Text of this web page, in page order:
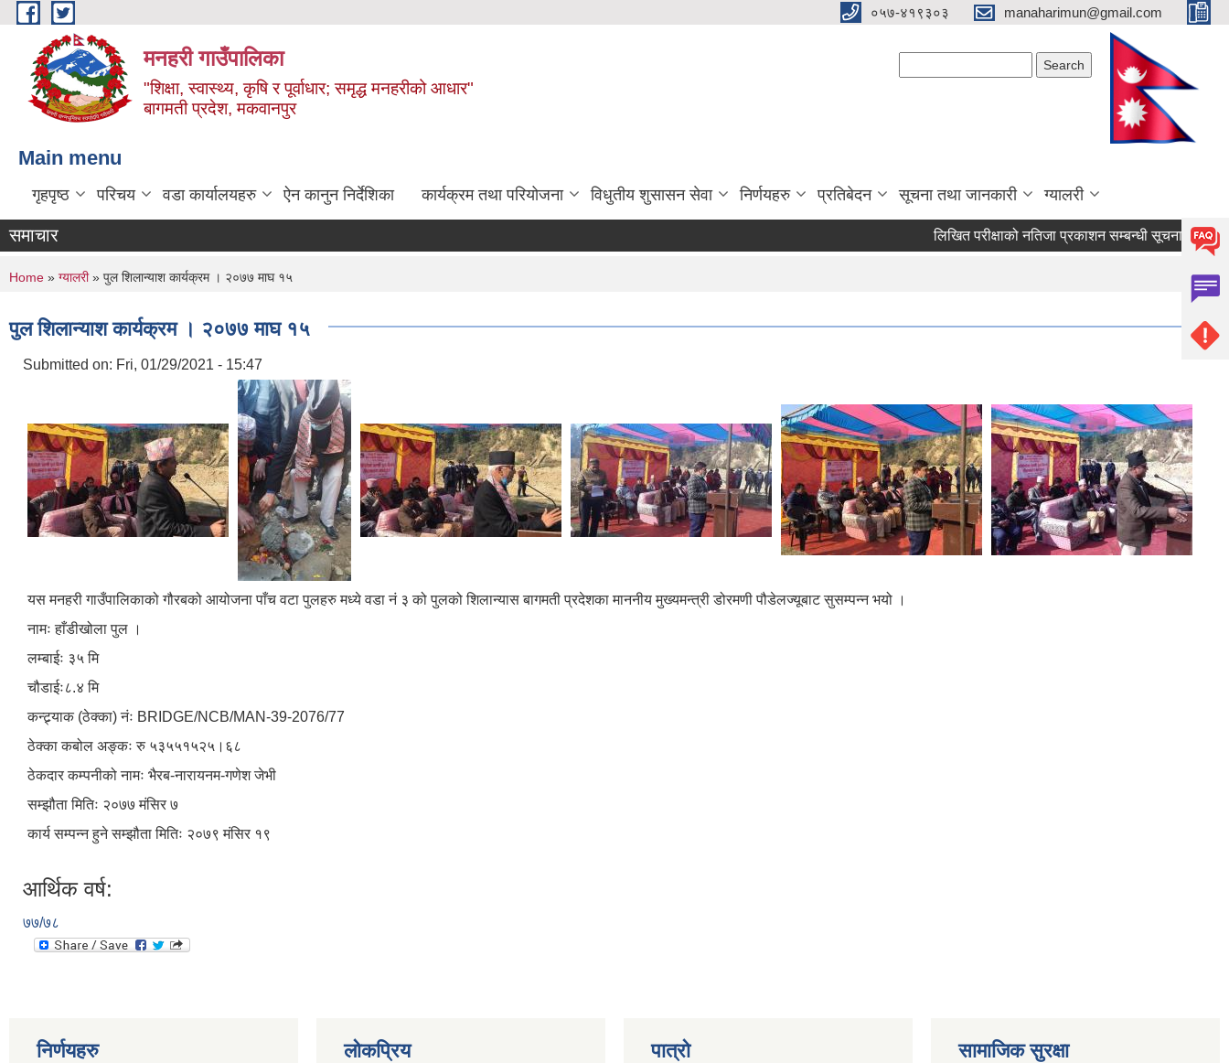
Skip to main content ०५७-४१९३०३ manaharimun@gmail.com
मनहरी गाउँपालिका
"शिक्षा, स्वास्थ्य, कृषि र पूर्वाधार; समृद्ध मनहरीको आधार"
बागमती प्रदेश, मकवानपुर
Main menu
गृहपृष्ठ परिचय वडा कार्यालयहरु ऐन कानुन निर्देशिका कार्यक्रम तथा परियोजना विधुतीय शुसासन सेवा निर्णयहरु प्रतिबेदन सूचना तथा जानकारी ग्यालरी
समाचार लिखित परीक्षाको नतिजा प्रकाशन सम्बन्धी सूचना । दररेट
You are here
Home » ग्यालरी» पुल शिलान्याश कार्यक्रम । २०७७ माघ १५
पुल शिलान्याश कार्यक्रम । २०७७ माघ १५
Submitted on: Fri, 01/29/2021 - 15:47
यस मनहरी गाउँपालिकाको गौरबको आयोजना पाँच वटा पुलहरु मध्ये वडा नं ३ को पुलको शिलान्यास बागमती प्रदेशका माननीय मुख्यमन्त्री डोरमणी पौडेलज्यूबाट सुसम्पन्न भयो ।
नामः हाँडीखोला पुल ।
लम्बाईः ३५ मि
चौडाईः८.४ मि
कन्ट्र्याक (ठेक्का) नंः BRIDGE/NCB/MAN-39-2076/77
ठेक्का कबोल ‌‍अङ्कः रु ५३५५१५२५।६८
ठेकदार कम्पनीको नामः भैरब-नारायनम-गणेश जेभी
सम्झौता मितिः २०७७ मंसिर ७
कार्य सम्पन्न हुने सम्झौता मितिः २०७९ मंसिर १९
आर्थिक वर्ष:
७७/७८
निर्णयहरु लोकप्रिय पात्रो सामाजिक सुरक्षा